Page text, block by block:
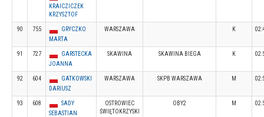
KRAICZICZEK
KRZYSZTOF
90 755
GRYCZKO
MARTA
WARSZAWA K
91 727
GARSTECKA
JOANNA
SKAWINA SKAWINA BIEGA K
92 604
GATKOWSKI
DARIUSZ
WARSZAWA SKPB WARSZAWA M
93 608
SADY
SEBASTIAN
OSTROWIEC
ŚWIĘTOKRZYSKI
OBY2 M